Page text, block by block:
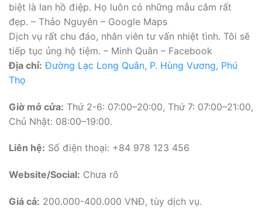
biệt là lan hồ điệp. Họ luôn có những mẫu cắm rất
đẹp. – Thảo Nguyên – Google Maps
Dịch vụ rất chu đáo, nhân viên tư vấn nhiệt tình. Tôi sẽ
tiếp tục ủng hộ tiệm. – Minh Quân – Facebook
Địa chỉ: Đường Lạc Long Quân, P. Hùng Vương, Phú
Thọ
Giờ mở cửa: Thứ 2-6: 07:00–20:00, Thứ 7: 07:00–21:00,
Chủ Nhật: 08:00–19:00.
Liên hệ: Số điện thoại: +84 978 123 456
Website/Social: Chưa rõ
Giá cả: 200.000-400.000 VNĐ, tùy dịch vụ.